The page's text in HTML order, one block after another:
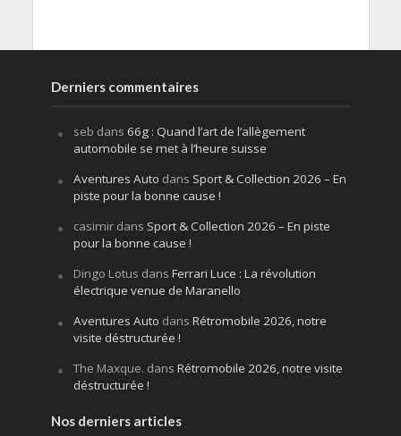
Derniers commentaires
seb dans 66g : Quand l’art de l’allègement
automobile se met à l’heure suisse
Aventures Auto dans Sport & Collection 2026 – En
piste pour la bonne cause !
casimirdans Sport & Collection 2026 – En piste
pour la bonne cause !
Dingo Lotus dans Ferrari Luce : La révolution
électrique venue de Maranello
Aventures Auto dans Rétromobile 2026, notre
visite déstructurée !
The Maxque. dans Rétromobile 2026, notre visite
déstructurée !
Nos derniers articles